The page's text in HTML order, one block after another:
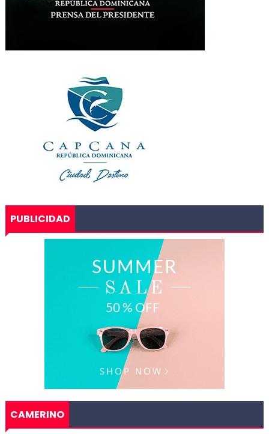
PUBLICIDAD
CAMERINO